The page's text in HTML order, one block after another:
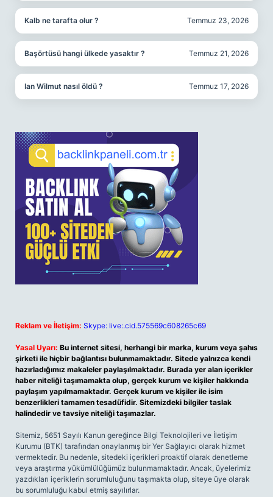
Kalb ne tarafta olur ? Temmuz 23, 2026
Başörtüsü hangi ülkede yasaktır ? Temmuz 21, 2026
Ian Wilmut nasıl öldü ? Temmuz 17, 2026
Reklam ve İletişim: Skype: live:.cid.575569c608265c69
Yasal Uyarı: Bu internet sitesi, herhangi bir marka, kurum veya şahıs
şirketi ile hiçbir bağlantısı bulunmamaktadır. Sitede yalnızca kendi
hazırladığımız makaleler paylaşılmaktadır. Burada yer alan içerikler
haber niteliği taşımamakta olup, gerçek kurum ve kişiler hakkında
paylaşım yapılmamaktadır. Gerçek kurum ve kişiler ile isim
benzerlikleri tamamen tesadüfidir. Sitemizdeki bilgiler taslak
halindedir ve tavsiye niteliği taşımazlar.
Sitemiz, 5651 Sayılı Kanun gereğince Bilgi Teknolojileri ve İletişim
Kurumu (BTK) tarafından onaylanmış bir Yer Sağlayıcı olarak hizmet
vermektedir. Bu nedenle, sitedeki içerikleri proaktif olarak denetleme
veya araştırma yükümlülüğümüz bulunmamaktadır. Ancak, üyelerimiz
yazdıkları içeriklerin sorumluluğunu taşımakta olup, siteye üye olarak
bu sorumluluğu kabul etmiş sayılırlar.